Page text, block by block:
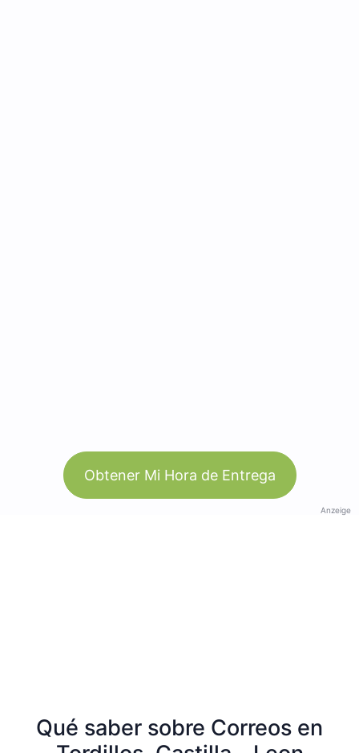
Obtener Mi Hora de Entrega
Anzeige
Qué saber sobre Correos en